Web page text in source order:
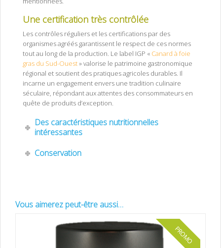
Une certification très contrôlée
Les contrôles réguliers et les certifications par des
organismes agréés garantissent le respect de ces normes
tout au long de la production. Le label IGP « Canard à foie
gras du Sud-Ouest» valorise le patrimoine gastronomique
régional et soutient des pratiques agricoles durables. Il
incarne un engagement envers une tradition culinaire
séculaire, répondant aux attentes des consommateurs en
quête de produits d’exception.
Des caractéristiques nutritionnelles
intéressantes
Conservation
Vous aimerez peut-être aussi…
PROMO